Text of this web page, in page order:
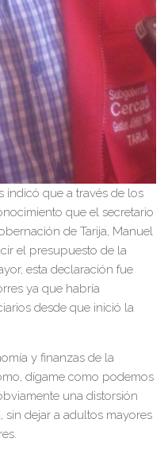
indicó que a través de los
que el secretario
de Tarija, Manuel
el presupuesto de la
esta declaración fue
ya que habría
desde que inició la
y finanzas de la
dígame como podemos
una distorsión
dejar a adultos mayores